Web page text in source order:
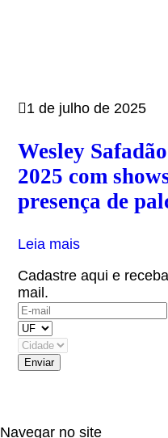
1 de julho de 2025
Wesley
2025 com
presença de
Leia mais
Cadastre aqui e
mail.
Navegar no site